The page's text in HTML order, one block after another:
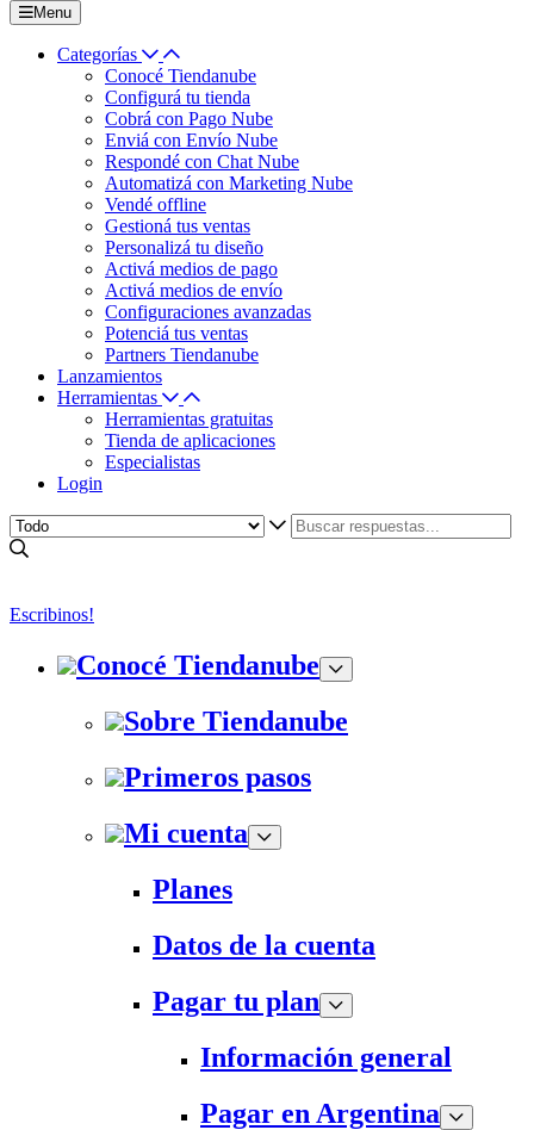
Menu
Categorías
Conocé Tiendanube
Configurá tu tienda
Cobrá con Pago Nube
Enviá con Envío Nube
Respondé con Chat Nube
Automatizá con Marketing Nube
Vendé offline
Gestioná tus ventas
Personalizá tu diseño
Activá medios de pago
Activá medios de envío
Configuraciones avanzadas
Potenciá tus ventas
Partners Tiendanube
Lanzamientos
Herramientas
Herramientas gratuitas
Tienda de aplicaciones
Especialistas
Login
Escribinos!
Conocé Tiendanube
Sobre Tiendanube
Primeros pasos
Mi cuenta
Planes
Datos de la cuenta
Pagar tu plan
Información general
Pagar en Argentina